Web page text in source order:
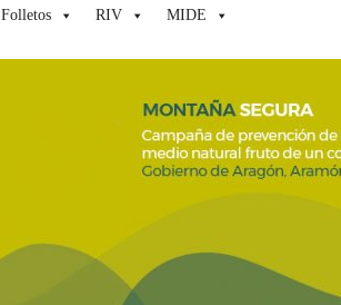
Folletos RIV MIDE